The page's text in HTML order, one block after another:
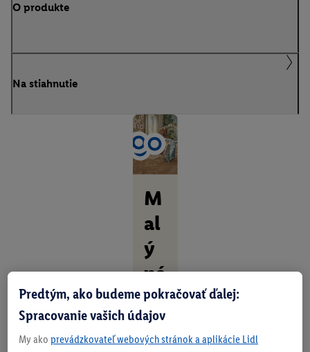
O produkte
Na stiahnutie
M
al
ý
ná
b
yt
Predtým, ako budeme pokračovať ďalej:
Spracovanie vašich údajov
My ako prevádzkovateľ webových stránok a aplikácie Lidl